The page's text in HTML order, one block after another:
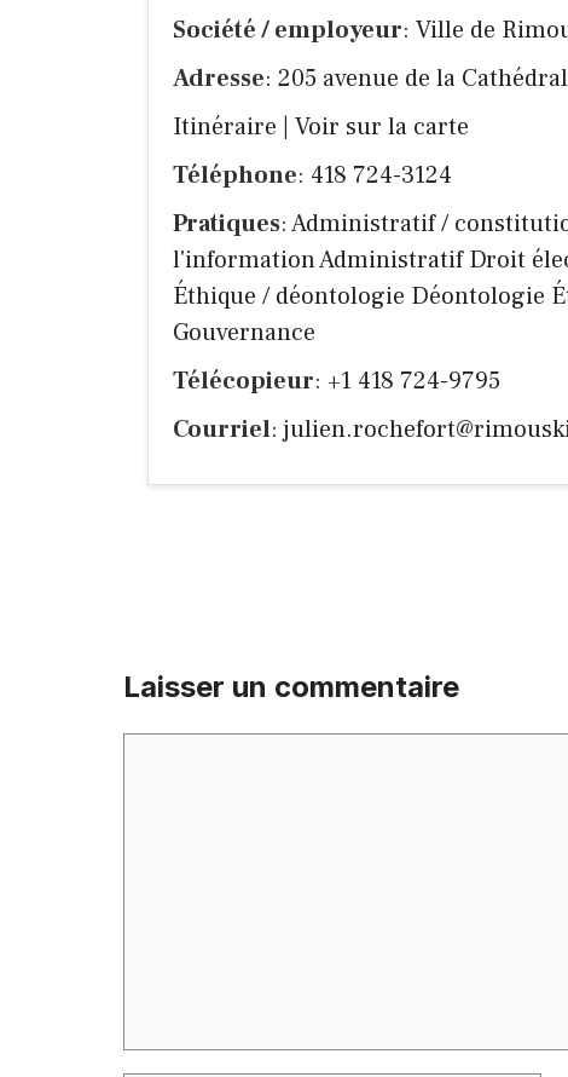
Société / employeur: Ville de
Adresse: 205 avenue de la
Itinéraire
Voir sur la carte
Téléphone: 418 724-3124
Pratiques: Administratif /
l'information Administratif Droit
Éthique / déontologie Déontologie
Gouvernance
Télécopieur: +1 418 724-9795
Courriel:
Laisser un commentaire